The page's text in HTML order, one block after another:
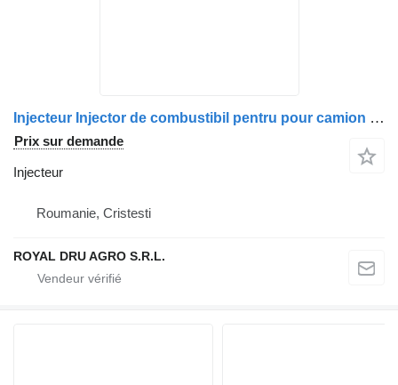
Injecteur Injector de combustibil pentru pour camion Volvo – Coduri: 22501885, 85020365, 85026356
Prix sur demande
Injecteur
Roumanie, Cristesti
ROYAL DRU AGRO S.R.L.